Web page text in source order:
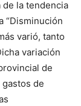
de la tendencia
“Disminución
varió, tanto
variación
de
de